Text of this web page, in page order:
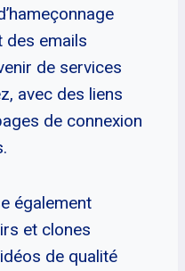
des emails
de services
avec des liens
de connexion
également
et clones
de qualité